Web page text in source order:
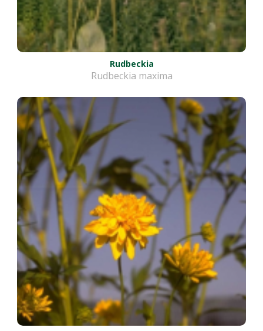
Rudbeckia
Rudbeckia maxima